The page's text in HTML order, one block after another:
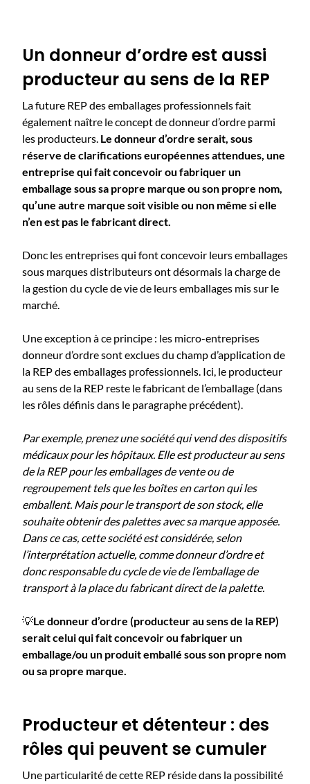
Un donneur d’ordre est aussi
producteur au sens de la REP
​​La future REP des emballages professionnels fait
également naître le concept de donneur d’ordre parmi
les producteurs. Le donneur d’ordre serait, sous
réserve de clarifications européennes attendues, une
entreprise qui fait concevoir ou fabriquer un
emballage sous sa propre marque ou son propre nom,
qu’une autre marque soit visible ou non même si elle
n’en est pas le fabricantdirect.​
​​​​Donc l​​es entreprises qui font concevoir leurs emballages
sous marques distributeurs ont désormais la charge de
la gestion du cycle de vie de leurs emballages mis sur le
marché.​​​
​​​​Une exception à ce principe : les micro-entreprises
donneur d’ordre sont ​​exclues​​ du ​​champ​​ d’application de
la REP des emballages professionnels. Ici, le producteur
au sens de la REP reste le fabricant de l’emballage (dans
les rôles définis dans le paragraphe précédent).​​​​​
Par exemple, prenez une société qui venddes dispositifs
médicaux pour les hôpitaux. Elle est producteur au sens
de la REP pour les emballages de vente ou de
regroupement tels que les boîtes en carton qui les
emballent. Mais pour le transport de son stock, elle
souhaite obtenir des palettes avec sa marque apposée.
Dans ce cas, cette société est considérée, selon
l’interprétation actuelle, comme donneur d’ordre et
doncresponsable du cycle de vie de l’emballage de
transport à la place du fabricant direct de la palette.
💡Le donneur d’ordre (producteur au sens de la REP)
serait celui qui fait concevoir ou fabriquer un
emballage/ou un produit emballé sous son propre nom
ou sa propre marque.
Producteur et détenteur : des
rôles qui peuvent se cumuler
​​Une particularité de cette REP réside dans la possibilité